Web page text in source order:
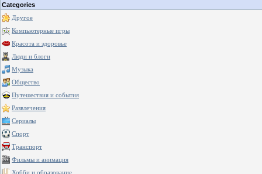
Categories
Другое
Компьютерные игры
Красота и здоровье
Люди и блоги
Музыка
Общество
Путешествия и события
Развлечения
Сериалы
Спорт
Транспорт
Фильмы и анимация
Хобби и образование